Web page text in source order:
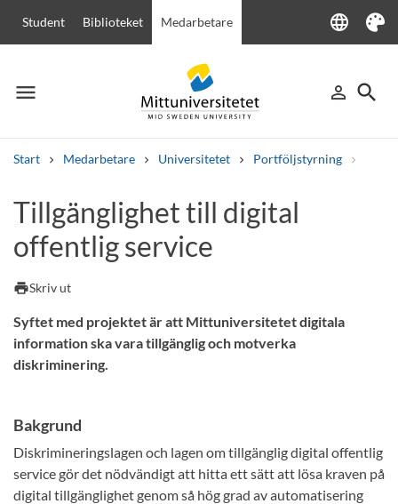
Student Biblioteket Medarbetare language
Language
Tema
menu
Meny person_outline
Logga in
search
Sök
Start Medarbetare Universitetet Portföljstyrning
Andra söktjänster
Kurser och program Kursplaner
Tillgänglighet till digital
offentlig service
printSkriv ut
Syftet med projektet är att Mittuniversitetet digitala
information ska vara tillgänglig och motverka
diskriminering.
Bakgrund
Diskrimineringslagen och lagen om tillgänglig digital offentlig
service gör det nödvändigt att hitta ett sätt att lösa kraven på
digital tillgänglighet genom så hög grad av automatisering